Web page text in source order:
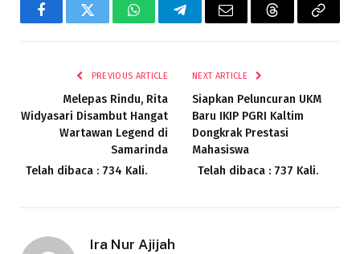
FacebookTwitter WhatsAppTelegramEmail ThreadsCopy
PREVIOUS ARTICLE
Melepas Rindu, Rita
Widyasari Disambut Hangat
Wartawan Legend di
Samarinda
Telah dibaca : 734 Kali.
NEXT ARTICLE
Siapkan Peluncuran UKM
Baru IKIP PGRI Kaltim
Dongkrak Prestasi
Mahasiswa
Telah dibaca : 737 Kali.
Ira Nur Ajijah